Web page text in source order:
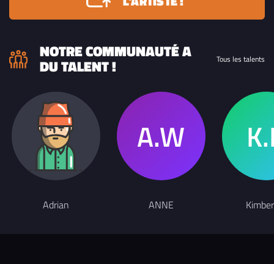
NOTRE COMMUNAUTÉ A
DU TALENT ! Tous les talents
Adrian ANNE